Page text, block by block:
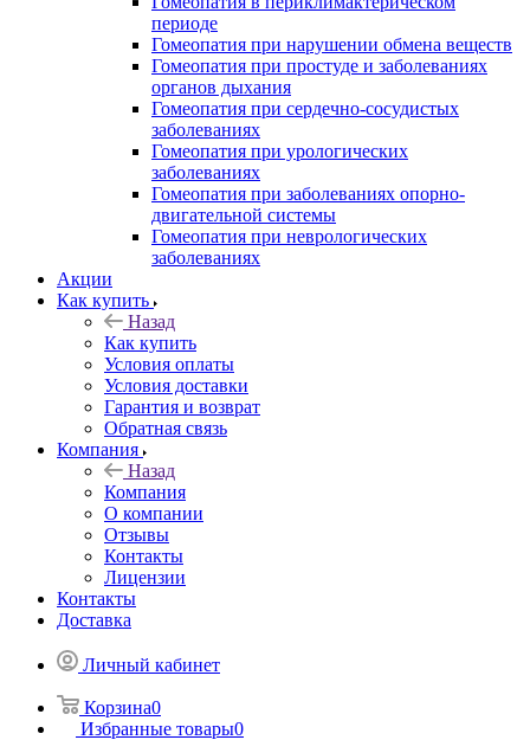
периоде
Гомеопатия при нарушении обмена веществ
Гомеопатия при простуде и заболеваниях
органов дыхания
Гомеопатия при сердечно-сосудистых
заболеваниях
Гомеопатия при урологических
заболеваниях
Гомеопатия при заболеваниях опорно-
двигательной системы
Гомеопатия при неврологических
заболеваниях
Акции
Как купить
Назад
Как купить
Условия оплаты
Условия доставки
Гарантия и возврат
Обратная связь
Компания
Назад
Компания
О компании
Отзывы
Контакты
Лицензии
Контакты
Доставка
Личный кабинет
Корзина0
Избранные товары0